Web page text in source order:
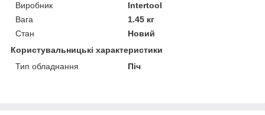
Виробник
Intertool
Вага
1.45 кг
Стан
Новий
Користувальницькі характеристики
Тип обладнання
Піч